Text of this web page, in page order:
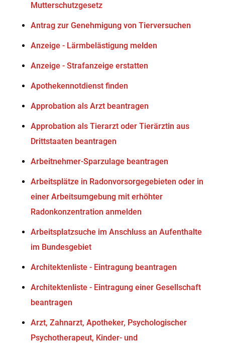
Mutterschutzgesetz
Antrag zur Genehmigung von Tierversuchen
Anzeige - Lärmbelästigung melden
Anzeige - Strafanzeige erstatten
Apothekennotdienst finden
Approbation als Arzt beantragen
Approbation als Tierarzt oder Tierärztin aus
Drittstaaten beantragen
Arbeitnehmer-Sparzulage beantragen
Arbeitsplätze in Radonvorsorgegebieten oder in
einer Arbeitsumgebung mit erhöhter
Radonkonzentration anmelden
Arbeitsplatzsuche im Anschluss an Aufenthalte
im Bundesgebiet
Architektenliste - Eintragung beantragen
Architektenliste - Eintragung einer Gesellschaft
beantragen
Arzt, Zahnarzt, Apotheker, Psychologischer
Psychotherapeut, Kinder- und